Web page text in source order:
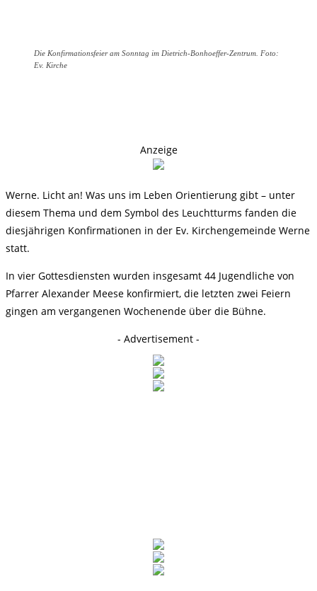
Die Konfirmationsfeier am Sonntag im Dietrich-Bonhoeffer-Zentrum. Foto:
Ev. Kirche
Anzeige
Werne. Licht an! Was uns im Leben Orientierung gibt – unter
diesem Thema und dem Symbol des Leuchtturms fanden die
diesjährigen Konfirmationen in der Ev. Kirchengemeinde Werne
statt.
In vier Gottesdiensten wurden insgesamt 44 Jugendliche von
Pfarrer Alexander Meese konfirmiert, die letzten zwei Feiern
gingen am vergangenen Wochenende über die Bühne.
- Advertisement -